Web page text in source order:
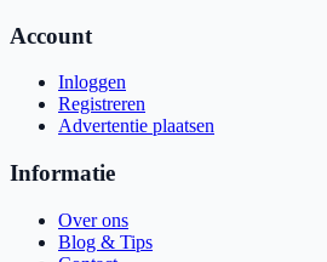
Account
Inloggen
Registreren
Advertentie plaatsen
Informatie
Over ons
Blog & Tips